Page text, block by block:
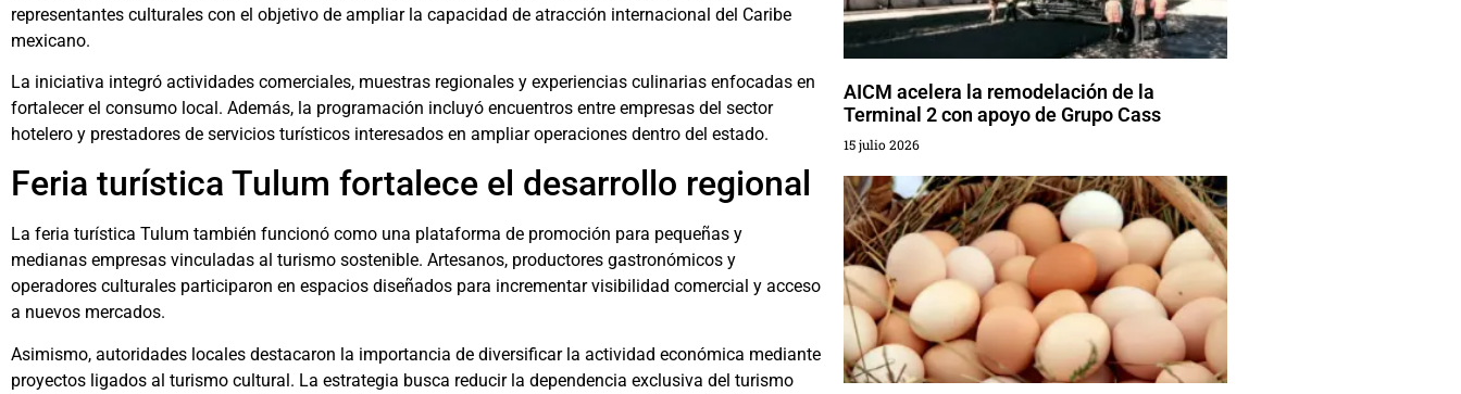
representantes culturales con el objetivo de ampliar la capacidad de atracción internacional del Caribe
mexicano.
La iniciativa integró actividades comerciales, muestras regionales y experiencias culinarias enfocadas en
fortalecer el consumo local. Además, la programación incluyó encuentros entre empresas del sector
hotelero y prestadores de servicios turísticos interesados en ampliar operaciones dentro del estado.
Feria turística Tulum fortalece el desarrollo regional
La feria turística Tulum también funcionó como una plataforma de promoción para pequeñas y
medianas empresas vinculadas al turismo sostenible. Artesanos, productores gastronómicos y
operadores culturales participaron en espacios diseñados para incrementar visibilidad comercial y acceso
a nuevos mercados.
Asimismo, autoridades locales destacaron la importancia de diversificar la actividad económica mediante
proyectos ligados al turismo cultural. La estrategia busca reducir la dependencia exclusiva del turismo
AICM acelera la remodelación de la
Terminal 2 con apoyo de Grupo Cass
15 julio 2026